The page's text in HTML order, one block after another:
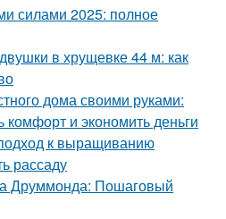
силами 2025: полное
в хрущевке 44 м: как
дома своими руками:
комфорт и экономить деньги
к выращиванию
рассаду
Друммонда: Пошаговый